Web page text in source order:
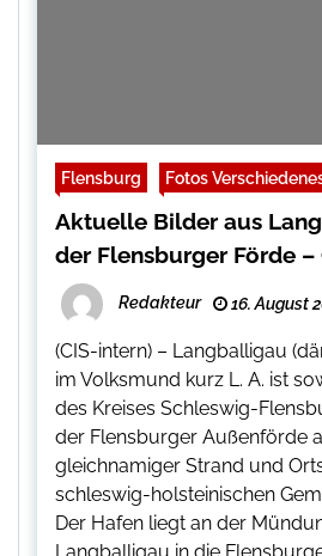
Flensburg Fotos
Aktuelle Bilder aus
der Flensburger Förde –
Redakteur 16. August
(CIS-intern) – Langballigau
im Volksmund kurz L. A. ist
des Kreises Schleswig-
der Flensburger Außenförde
gleichnamiger Strand und
schleswig-holsteinischen
Der Hafen liegt an der
Langballigau in die